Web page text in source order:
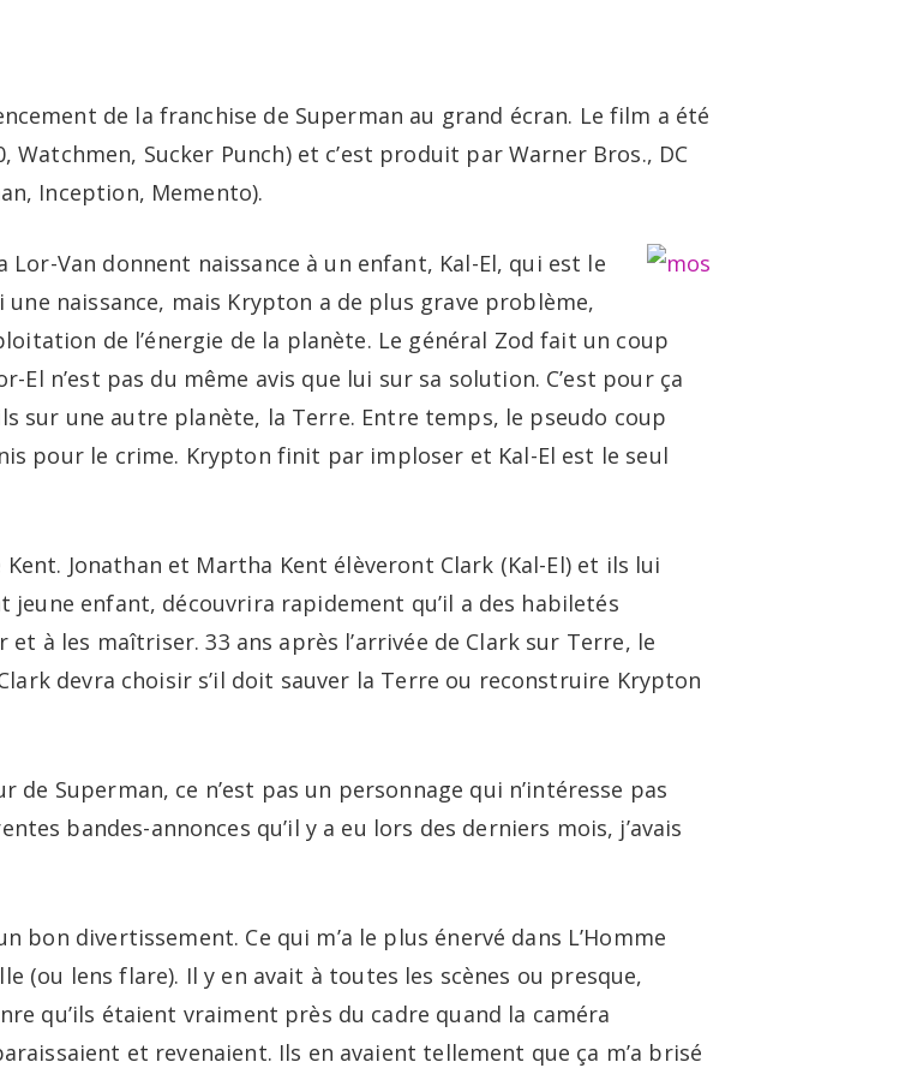
de la franchise de Superman au grand écran. Le film a été
Watchmen, Sucker Punch) et c’est produit par Warner Bros., DC
Inception, Memento).
Lor-Van donnent naissance à un enfant, Kal-El, qui est le
naissance, mais Krypton a de plus grave problème,
de l’énergie de la planète. Le général Zod fait un coup
El n’est pas du même avis que lui sur sa solution. C’est pour ça
sur une autre planète, la Terre. Entre temps, le pseudo coup
pour le crime. Krypton finit par imploser et Kal-El est le seul
Jonathan et Martha Kent élèveront Clark (Kal-El) et ils lui
jeune enfant, découvrira rapidement qu’il a des habiletés
à les maîtriser. 33 ans après l’arrivée de Clark sur Terre, le
devra choisir s’il doit sauver la Terre ou reconstruire Krypton
de Superman, ce n’est pas un personnage qui n’intéresse pas
bandes-annonces qu’il y a eu lors des derniers mois, j’avais
bon divertissement. Ce qui m’a le plus énervé dans L’Homme
(ou lens flare). Il y en avait à toutes les scènes ou presque,
qu’ils étaient vraiment près du cadre quand la caméra
et revenaient. Ils en avaient tellement que ça m’a brisé